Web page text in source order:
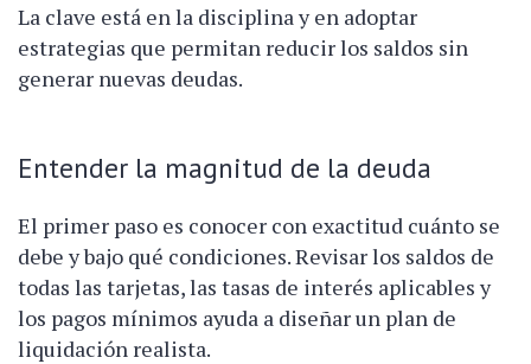
La clave está en la disciplina y en adoptar
estrategias que permitan reducir los saldos sin
generar nuevas deudas.
Entender la magnitud de la deuda
El primer paso es conocer con exactitud cuánto se
debe y bajo qué condiciones. Revisar los saldos de
todas las tarjetas, las tasas de interés aplicables y
los pagos mínimos ayuda a diseñar un plan de
liquidación realista.